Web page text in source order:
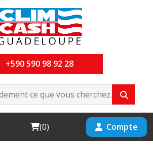
+590 590 98 92 28
Cart
(0) Compte